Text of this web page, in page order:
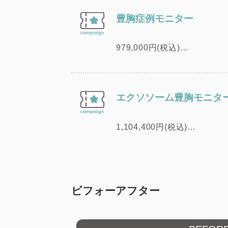
豊胸症例モニター
979,000円(税込)
エクソソーム豊胸モニタ
1,104,400円(税込)
ビフォーアフター